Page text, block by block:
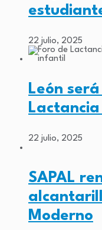
22 julio, 2025
León
22 julio, 2025
SAPAL
Moderno